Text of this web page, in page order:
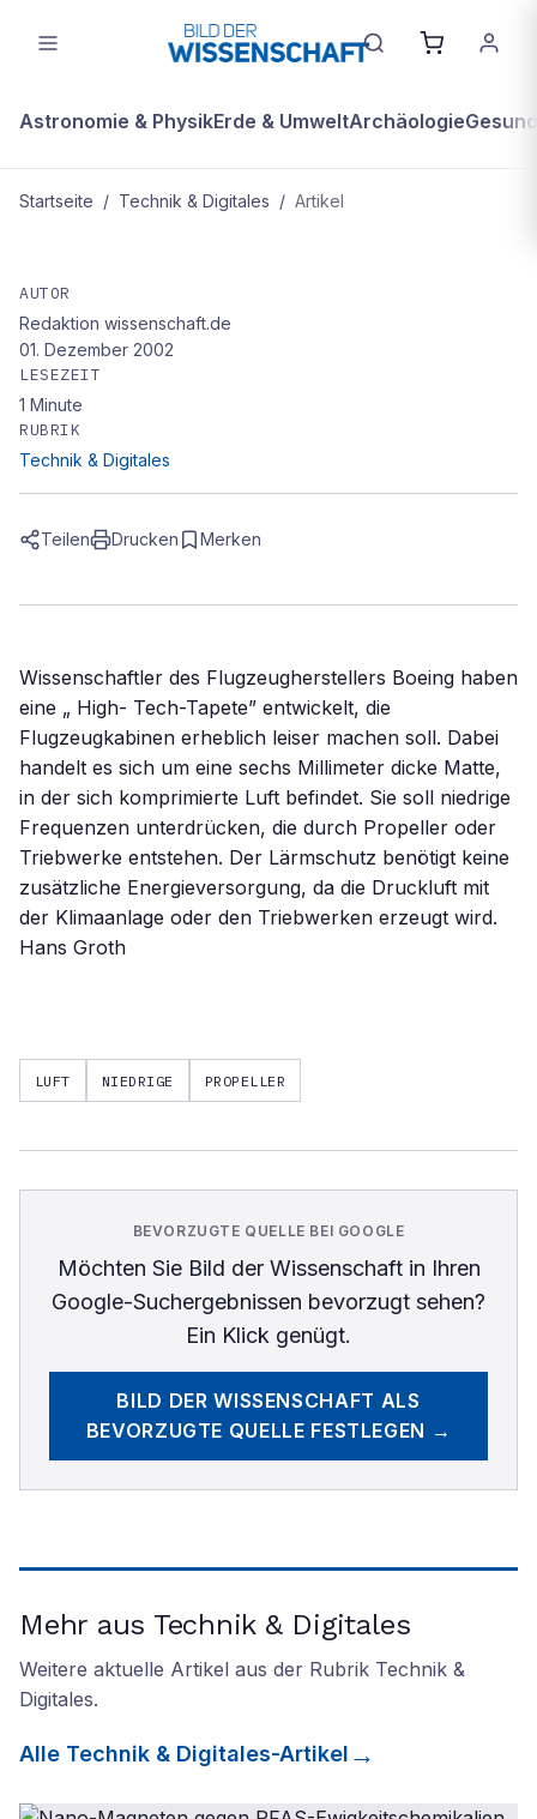
Astronomie & PhysikErde & UmweltArchäologie
Startseite / Technik & Digitales / Artikel
Ruhe in der Luft
AUTOR
Redaktion wissenschaft.de
01. Dezember 2002
LESEZEIT
1 Minute
RUBRIK
Technik & Digitales
Teilen Drucken Merken
Wissenschaftler des Flugzeugherstellers Boeing haben
eine „ High- Tech-Tapete” entwickelt, die
Flugzeugkabinen erheblich leiser machen soll. Dabei
handelt es sich um eine sechs Millimeter dicke Matte,
in der sich komprimierte Luft befindet. Sie soll niedrige
Frequenzen unterdrücken, die durch Propeller oder
Triebwerke entstehen. Der Lärmschutz benötigt keine
zusätzliche Energieversorgung, da die Druckluft mit
der Klimaanlage oder den Triebwerken erzeugt wird.
Hans Groth
LUFT NIEDRIGE PROPELLER
BEVORZUGTE QUELLE BEI GOOGLE
Möchten Sie Bild der Wissenschaftin Ihren
Google-Suchergebnissen bevorzugt sehen?
Ein Klick genügt.
BILD DER WISSENSCHAFT ALS
BEVORZUGTE QUELLE FESTLEGEN →
Mehr aus Technik & Digitales
Weitere aktuelle Artikel aus der Rubrik Technik &
Digitales.
Alle Technik & Digitales-Artikel